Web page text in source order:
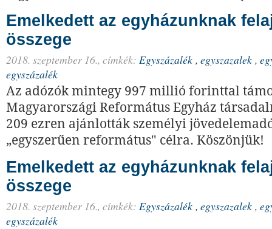
Emelkedett az egyházunknak
összege
2018. szeptember 16., címkék: Egyszázalék , egyszazalek ,
egyszázalék
Az adózók mintegy 997 millió forinttal
Magyarországi Református Egyház
209 ezren ajánlották személyi
„egyszerűen református" célra. Köszönjük!
Emelkedett az egyházunknak
összege
2018. szeptember 16., címkék: Egyszázalék , egyszazalek ,
egyszázalék